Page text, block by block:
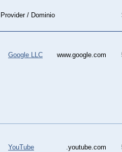
Provider / Dominio
Google LLC www.google.com
YouTube .youtube.com